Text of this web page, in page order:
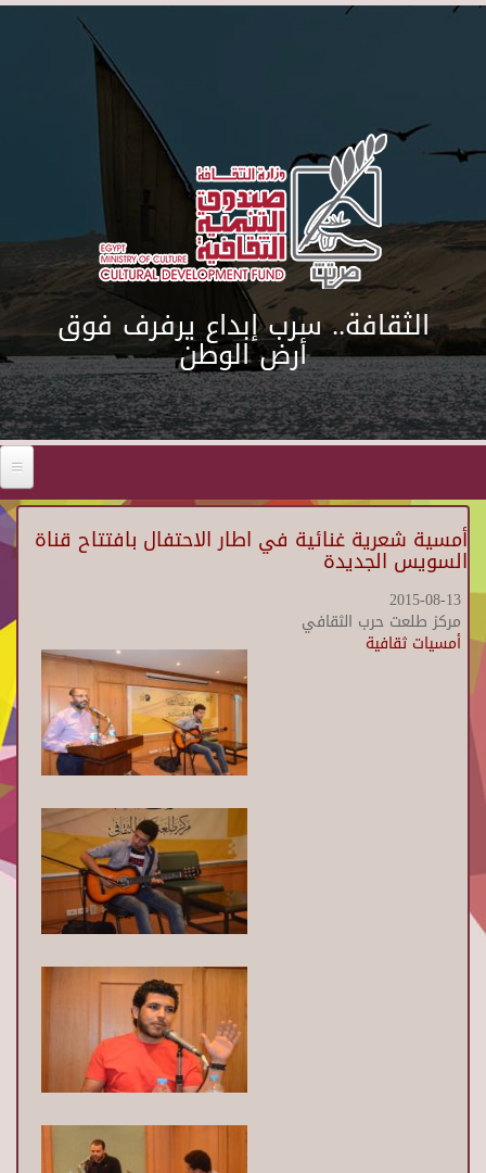
Skip to main content
الثقافة.. سرب إبداع يرفرف فوق
أرض الوطن
أمسية شعرية غنائية في اطار الاحتفال بافتتاح قناة
السويس الجديدة
2015-08-13
مركز طلعت حرب الثقافي
أمسيات ثقافية